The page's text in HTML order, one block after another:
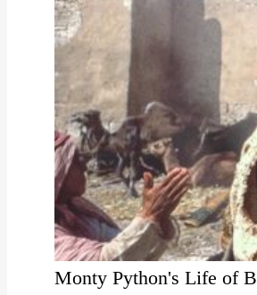
Monty Python's Life of